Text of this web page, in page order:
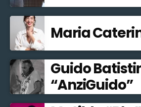
Maria
Guido
“AnziGuido”